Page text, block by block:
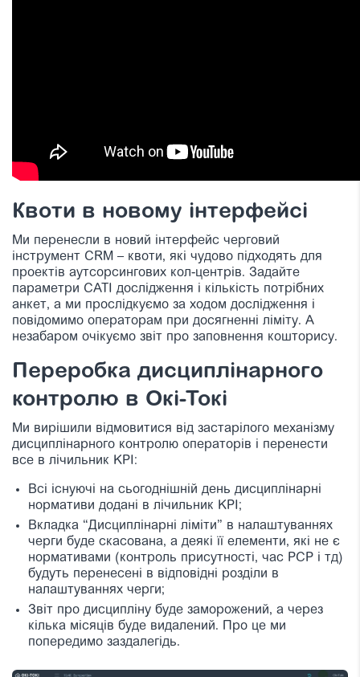
Квоти в новому інтерфейсі
Ми перенесли в новий інтерфейс черговий
інструмент CRM – квоти, які чудово підходять для
проектів аутсорсингових кол-центрів. Задайте
параметри CATI дослідження і кількість потрібних
анкет, а ми прослідкуємо за ходом дослідження і
повідомимо операторам при досягненні ліміту. А
незабаром очікуємо звіт про заповнення кошторису.
Переробка дисциплінарного
контролю в Окі-Токі
Ми вирішили відмовитися від застарілого механізму
дисциплінарного контролю операторів і перенести
все в лічильник KPI:
Всі існуючі на сьогоднішній день дисциплінарні
нормативи додані в лічильник KPI;
Вкладка “Дисциплінарні ліміти” в налаштуваннях
черги буде скасована, а деякі її елементи, які не є
нормативами (контроль присутності, час РСР і тд)
будуть перенесені в відповідні розділи в
налаштуваннях черги;
Звіт про дисципліну буде заморожений, а через
кілька місяців буде видалений. Про це ми
попередимо заздалегідь.